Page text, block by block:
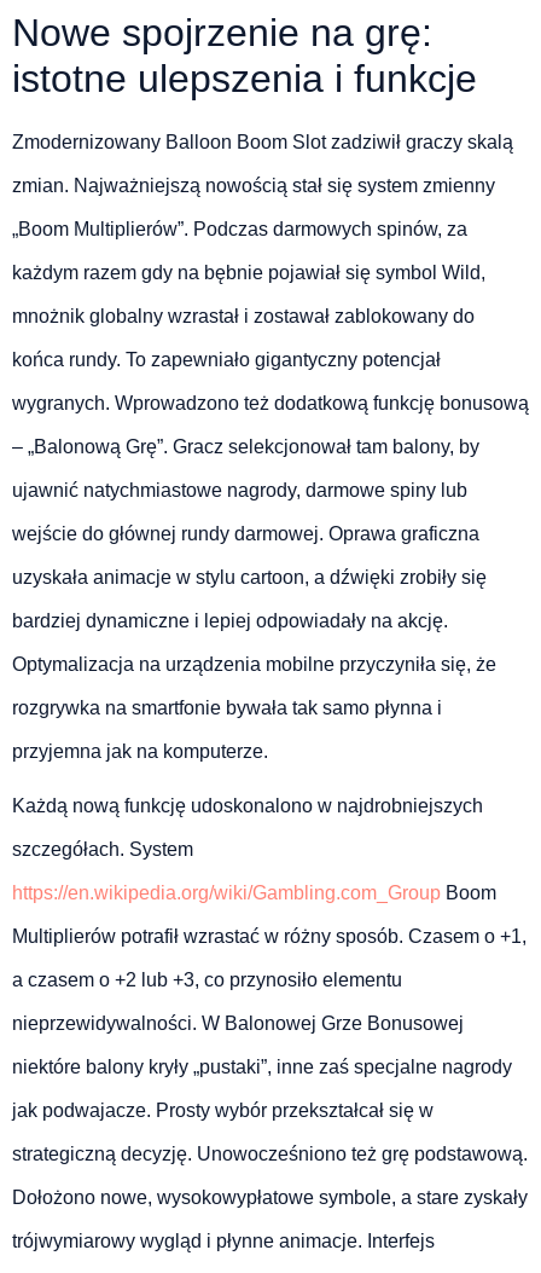
Nowe spojrzenie na grę:
istotne ulepszenia i funkcje
Zmodernizowany Balloon Boom Slot zadziwił graczy skalą
zmian. Najważniejszą nowością stał się system zmienny
„Boom Multiplierów”. Podczas darmowych spinów, za
każdym razem gdy na bębnie pojawiał się symbol Wild,
mnożnik globalny wzrastał i zostawał zablokowany do
końca rundy. To zapewniało gigantyczny potencjał
wygranych. Wprowadzono też dodatkową funkcję bonusową
– „Balonową Grę”. Gracz selekcjonował tam balony, by
ujawnić natychmiastowe nagrody, darmowe spiny lub
wejście do głównej rundy darmowej. Oprawa graficzna
uzyskała animacje w stylu cartoon, a dźwięki zrobiły się
bardziej dynamiczne i lepiej odpowiadały na akcję.
Optymalizacja na urządzenia mobilne przyczyniła się, że
rozgrywka na smartfonie bywała tak samo płynna i
przyjemna jak na komputerze.
Każdą nową funkcję udoskonalono w najdrobniejszych
szczegółach. System
https://en.wikipedia.org/wiki/Gambling.com_Group Boom
Multiplierów potrafił wzrastać w różny sposób. Czasem o +1,
a czasem o +2 lub +3, co przynosiło elementu
nieprzewidywalności. W Balonowej Grze Bonusowej
niektóre balony kryły „pustaki”, inne zaś specjalne nagrody
jak podwajacze. Prosty wybór przekształcał się w
strategiczną decyzję. Unowocześniono też grę podstawową.
Dołożono nowe, wysokowypłatowe symbole, a stare zyskały
trójwymiarowy wygląd i płynne animacje. Interfejs